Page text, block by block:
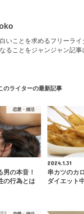
いことを求めるフリーラ
ることをジャンジャン記事
のライターの最新記事
恋愛・婚活
男の本音！
の行為とは
2024.1.31
串カツのカ
ダイエット